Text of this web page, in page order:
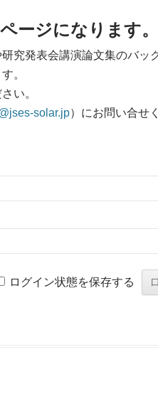
ージになります。
究発表会講演論文集のバッ
。
い。
solar.jp）にお問い合せ
ログイン状態を保存する